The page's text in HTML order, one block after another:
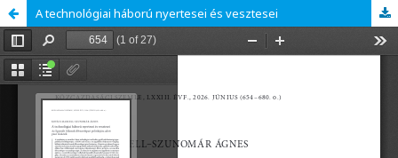
A technológiai háború nyertesei és vesztesei